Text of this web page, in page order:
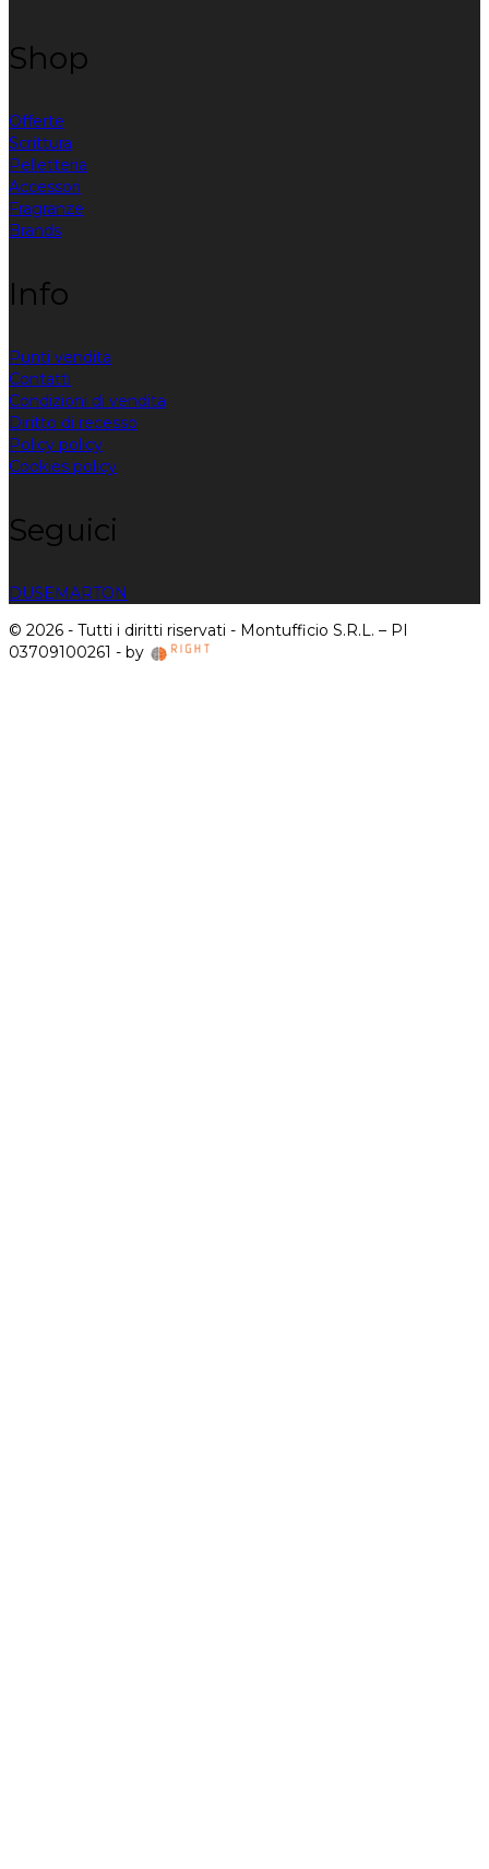
Shop
Offerte
Scrittura
Pelletteria
Accessori
Fragranze
Brands
Info
Punti vendita
Contatti
Condizioni di vendita
Diritto di recesso
Policy policy
Cookies policy
Seguici
DUSEMARTON
© 2026 - Tutti i diritti riservati - Montufficio S.R.L. – PI
03709100261 - by